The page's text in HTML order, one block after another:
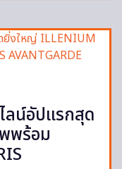
ลน์อัปแรกสุด
พร้อม